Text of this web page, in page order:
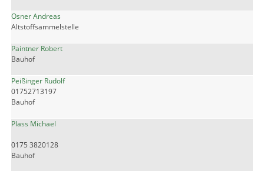
Osner Andreas
Altstoffsammelstelle
Paintner Robert
Bauhof
Peißinger Rudolf
01752713197
Bauhof
Plass Michael
0175 3820128
Bauhof